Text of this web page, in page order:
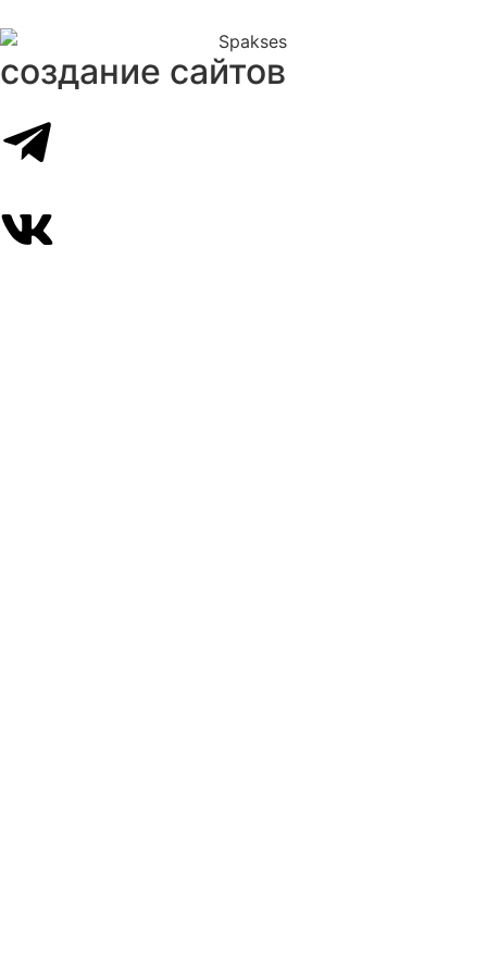
создание сайтов